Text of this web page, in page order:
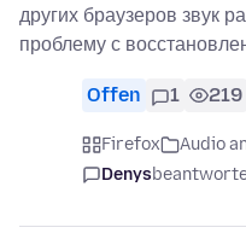
других браузеров звук
проблему с
Offen 1 219
Firefox Audio
Denys